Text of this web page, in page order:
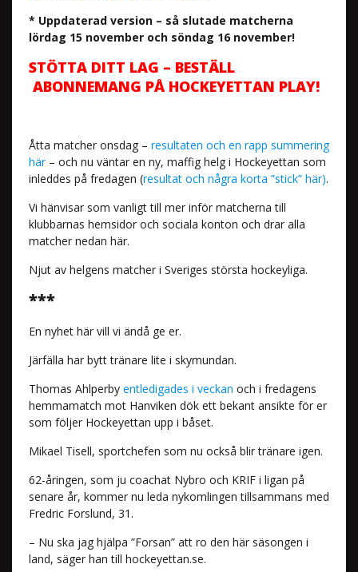
* Uppdaterad version – så slutade matcherna
lördag 15 november och söndag 16 november!
STÖTTA DITT LAG – BESTÄLL
ABONNEMANG PÅ HOCKEYETTAN PLAY!
Åtta matcher onsdag – resultaten och en rapp summering
här– och nu väntar en ny, maffig helg i Hockeyettan som
inleddes på fredagen (resultat och några korta ”stick” här).
Vi hänvisar som vanligt till mer inför matcherna till
klubbarnas hemsidor och sociala konton och drar alla
matcher nedan här.
Njut av helgens matcher i Sveriges största hockeyliga.
***
En nyhet här vill vi ändå ge er.
Järfälla har bytt tränare lite i skymundan.
Thomas Ahlperby entledigades i veckan och i fredagens
hemmamatch mot Hanviken dök ett bekant ansikte för er
som följer Hockeyettan upp i båset.
Mikael Tisell, sportchefen som nu också blir tränare igen.
62-åringen, som ju coachat Nybro och KRIF i ligan på
senare år, kommer nu leda nykomlingen tillsammans med
Fredric Forslund, 31.
– Nu ska jag hjälpa ”Forsan” att ro den här säsongen i
land, säger han till hockeyettan.se.